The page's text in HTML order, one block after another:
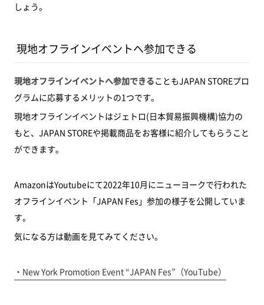
しょう。
現地オフラインイベントへ参加できる
現地オフラインイベントへ参加できることもJAPAN STOREプロ
グラムに応募するメリットの1つです。
現地オフラインイベントはジェトロ(日本貿易振興機構)協力の
もと、JAPAN STOREや掲載商品をお客様に紹介してもらうこと
ができます。
AmazonはYoutubeにて2022年10月にニューヨークで行われた
オフラインイベント「JAPAN Fes」参加の様子を公開していま
す。
気になる方は動画を見てみてください。
・New York Promotion Event “JAPAN Fes”（YouTube）